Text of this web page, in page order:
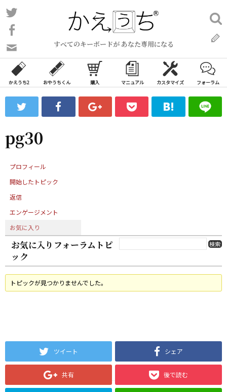
コ
ン
ン
ツ
ス
ッ
すべてのキーボードが あなた専用になる
い
合
わ
フ
ォ
ム
検
索:
かえうち2 おやうちくん 購入 マニュアル カスタマイズ フォーラム
pg30
プロフィール
開始したトピック
返信
エンゲージメント
お気に入り
お気に入りフォーラムトピ
ック
トピックが見つかりませんでした。
ツイート シェア
共有 後で読む